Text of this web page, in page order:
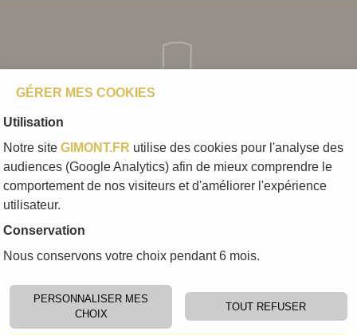
85 rue Nationale
32200 Gimont
http://www.gimont.fr/
05 62 67 70 02
GÉRER MES COOKIES
Utilisation
Notre siteGIMONT.FR utilise des cookies pour l'analyse des
audiences (Google Analytics) afin de mieux comprendre le
comportement de nos visiteurs et d'améliorer l'expérience
utilisateur.
Conservation
Nous conservons votre choix pendant 6 mois.
PERSONNALISER MES
CHOIX
TOUT REFUSER